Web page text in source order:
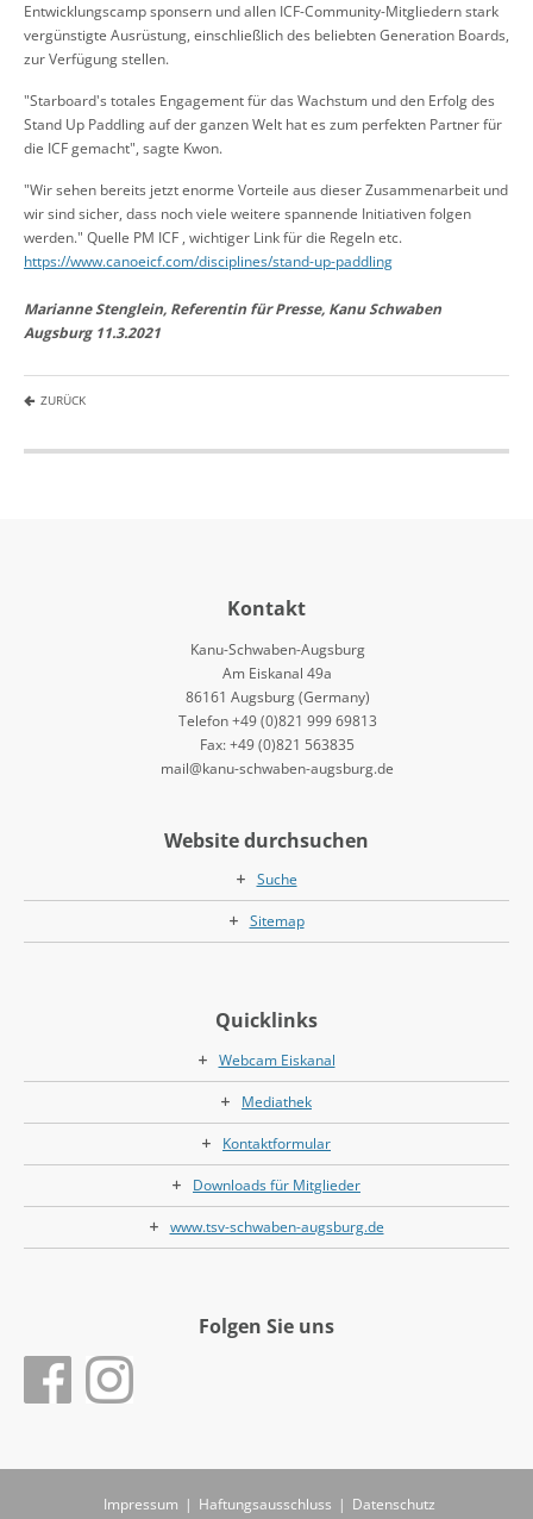
Entwicklungscamp sponsern und allen ICF-Community-Mitgliedern stark
vergünstigte Ausrüstung, einschließlich des beliebten Generation Boards,
zur Verfügung stellen.
"Starboard's totales Engagement für das Wachstum und den Erfolg des
Stand Up Paddling auf der ganzen Welt hat es zum perfekten Partner für
die ICF gemacht", sagte Kwon.
"Wir sehen bereits jetzt enorme Vorteile aus dieser Zusammenarbeit und
wir sind sicher, dass noch viele weitere spannende Initiativen folgen
werden." Quelle PM ICF , wichtiger Link für die Regeln etc.
https://www.canoeicf.com/disciplines/stand-up-paddling
Marianne Stenglein, Referentin für Presse, Kanu Schwaben
Augsburg 11.3.2021
ZURÜCK
Kontakt
Kanu-Schwaben-Augsburg
Am Eiskanal 49a
86161 Augsburg (Germany)
Telefon +49 (0)821 999 69813
Fax: +49 (0)821 563835
mail@kanu-schwaben-augsburg.de
Website durchsuchen
Suche
Sitemap
Quicklinks
Webcam Eiskanal
Mediathek
Kontaktformular
Downloads für Mitglieder
www.tsv-schwaben-augsburg.de
Folgen Sie uns
Impressum | Haftungsausschluss | Datenschutz